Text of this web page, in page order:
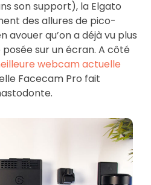
son support), la Elgato
des allures de pico-
qu’on a déjà vu plus
sur un écran. A côté
webcam actuelle
Facecam Pro fait